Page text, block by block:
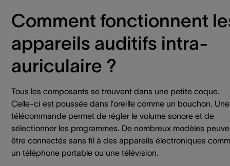
Comment fonctionnent
appareils auditifs intra-
auriculaire ?
Tous les composants se trouvent dans une petite coque.
Celle-ci est poussée dans l’oreille comme un bouchon. Une
télécommande permet de régler le volume sonore et de
sélectionner les programmes. De nombreux modèles
être connectés sans fil à des appareils électroniques
un téléphone portable ou une télévision.